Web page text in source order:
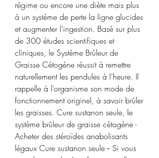
régime ou encore une diète mais plus
à un système de perte la ligne glucides
et augmenter l’ingestion. Basé sur plus
de 300 études scientifiques et
cliniques, le Système Brûleur de
Graisse Cétogène réussit à remettre
naturellement les pendules à l’heure. Il
rappelle à l’organisme son mode de
fonctionnement originel, à savoir brûler
les graisses. Cure sustanon seule, le
système brûleur de graisse cétogène -
Acheter des stéroïdes anabolisants
légaux Cure sustanon seule -- Si vous